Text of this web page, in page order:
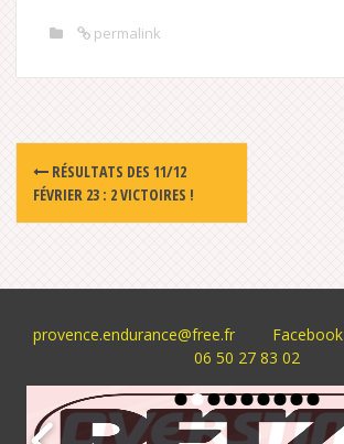
permalink
Post
navigation
RÉSULTATS DES 11/12
FÉVRIER 23 : 2 VICTOIRES !
provence.endurance@free.fr
Facebook
06 50 27 83 02